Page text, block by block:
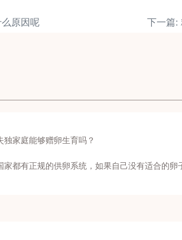
原因呢
独家庭能够赠卵生育吗？
家都有正规的供卵系统，如果自己没有适合的